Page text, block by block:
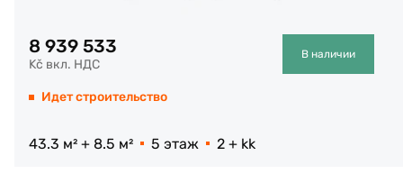
8 939 533
Kč вкл. НДС
В наличии
Идет строительство
43.3 м² + 8.5 м² 5 этаж 2 + kk